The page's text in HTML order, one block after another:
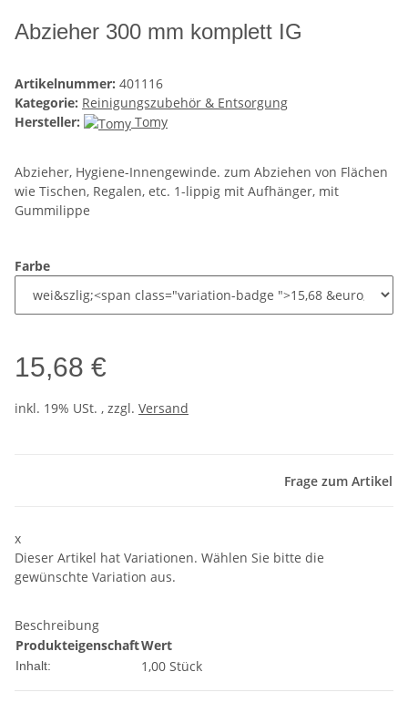
Abzieher 300 mm komplett IG
Artikelnummer: 401116
Kategorie: Reinigungszubehör & Entsorgung
Hersteller:
Tomy
Abzieher, Hygiene-Innengewinde. zum Abziehen von Flächen
wie Tischen, Regalen, etc. 1-lippig mit Aufhänger, mit
Gummilippe
Farbe
15,68 €
inkl. 19% USt. , zzgl. Versand
Frage zum Artikel
x
Dieser Artikel hat Variationen. Wählen Sie bitte die
gewünschte Variation aus.
Beschreibung
ProdukteigenschaftWert
Inhalt: 1,00 Stück